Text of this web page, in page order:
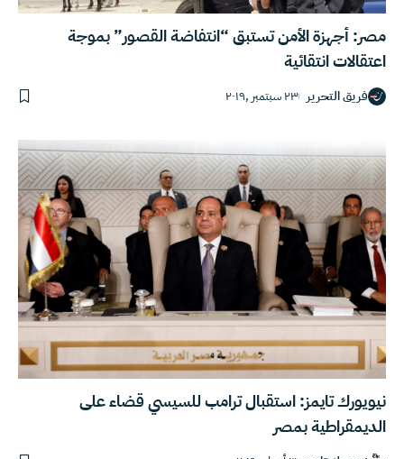
مصر: أجهزة الأمن تستبق “انتفاضة القصور” بموجة
اعتقالات انتقائية
فريق التحرير ٢٣ سبتمبر ,٢٠١٩
نيويورك تايمز: استقبال ترامب للسيسي قضاء على
الديمقراطية بمصر